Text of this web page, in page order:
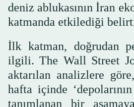
deniz ablukasının İran
katmanda etkilediği
İlk katman, doğrudan
ilgili. The Wall Street
aktarılan analizlere
hafta içinde
tanımlanan bir